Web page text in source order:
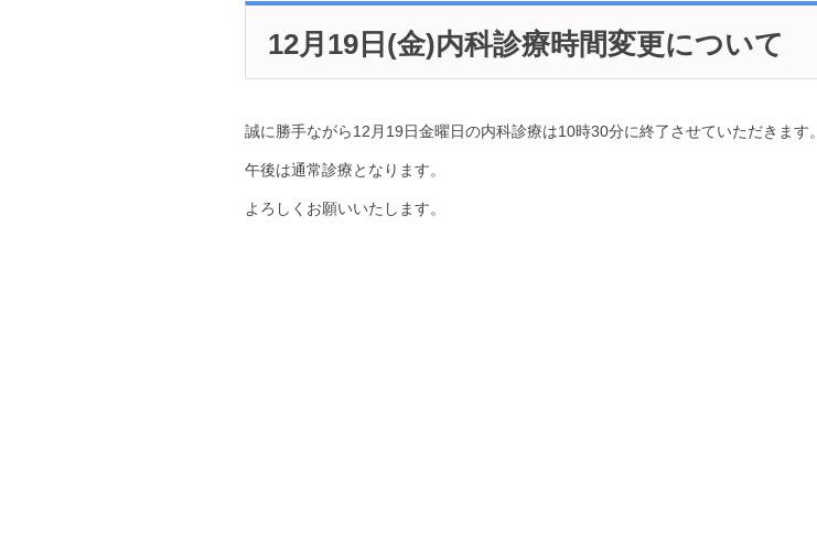
12月19日(金)内科診療時間変更について
誠に勝手ながら12月19日金曜日の内科診療は10時30分に終了させていただきます。
午後は通常診療となります。
よろしくお願いいたします。